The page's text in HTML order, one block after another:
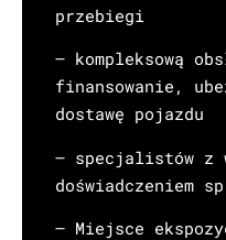
przebiegi
– kompleksową
finansowanie,
dostawę pojazdu
– specjalistów z
doświadczeniem
– Miejsce